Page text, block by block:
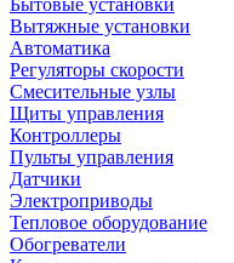
Бытовые установки
Вытяжные установки
Автоматика
Регуляторы скорости
Смесительные узлы
Щиты управления
Контроллеры
Пульты управления
Датчики
Электроприводы
Тепловое оборудование
Обогреватели